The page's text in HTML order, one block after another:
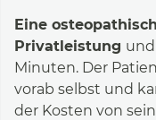
Eine
Privatleistung
Minuten. Der
vorab selbst und
der Kosten von